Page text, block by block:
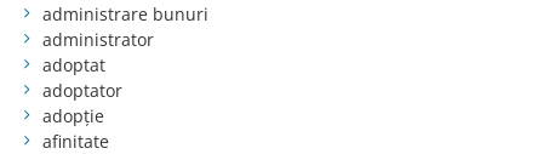
administrare bunuri
administrator
adoptat
adoptator
adopție
afinitate